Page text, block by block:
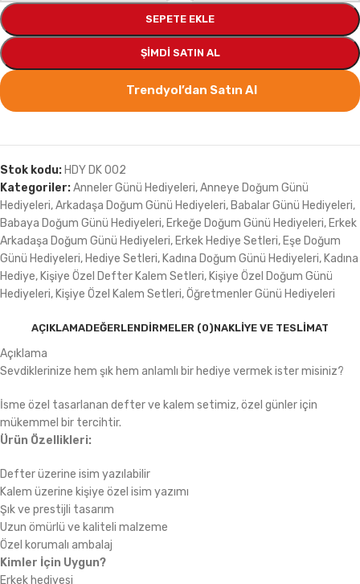
SEPETE EKLE
ŞIMDI SATIN AL
Trendyol’dan Satın Al
Stok kodu: HDY DK 002
Kategoriler:Anneler Günü Hediyeleri,Anneye Doğum Günü
Hediyeleri,Arkadaşa Doğum Günü Hediyeleri, Babalar Günü Hediyeleri,
Babaya Doğum Günü Hediyeleri, Erkeğe Doğum Günü Hediyeleri, Erkek
Arkadaşa Doğum Günü Hediyeleri, Erkek Hediye Setleri, Eşe Doğum
Günü Hediyeleri, Hediye Setleri, Kadına Doğum Günü Hediyeleri, Kadına
Hediye, Kişiye Özel Defter Kalem Setleri, Kişiye Özel Doğum Günü
Hediyeleri, Kişiye Özel Kalem Setleri,Öğretmenler Günü Hediyeleri
AÇIKLAMADEĞERLENDIRMELER (0)NAKLIYE VE TESLIMAT
Açıklama
Sevdiklerinize hem şık hem anlamlı bir hediye vermek ister misiniz?
İsme özel tasarlanan defter ve kalem setimiz, özel günler için
mükemmel bir tercihtir.
Ürün Özellikleri:
Defter üzerine isim yazılabilir
Kalem üzerine kişiye özel isim yazımı
Şık ve prestijli tasarım
Uzun ömürlü ve kaliteli malzeme
Özel korumalı ambalaj
Kimler İçin Uygun?
Erkek hediyesi